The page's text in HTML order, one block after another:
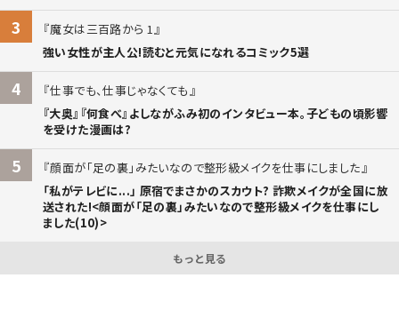
3
魔女は三百路から 1
強い女性が主人公!読むと元気になれるコミック5選
4
仕事でも、仕事じゃなくても
『大奥』『何食べ』よしながふみ初のインタビュー本。子どもの頃影響
を受けた漫画は?
5
顔面が「足の裏」みたいなので整形級メイクを仕事にしました
「私がテレビに...」 原宿でまさかのスカウト? 詐欺メイクが全国に放
送された!<顔面が「足の裏」みたいなので整形級メイクを仕事にし
ました(10)>
もっと見る